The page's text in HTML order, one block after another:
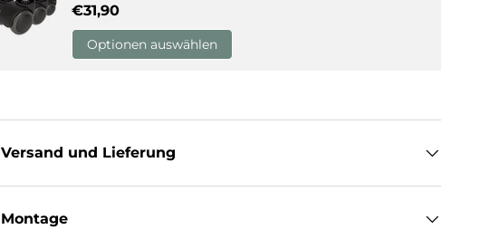
Normaler Preis
€31,90
Optionen auswählen
Versand und Lieferung
Montage